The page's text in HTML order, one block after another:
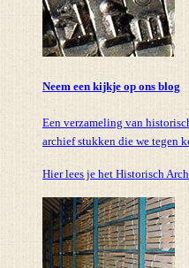
Neem een kijkje op ons blog
Een verzameling van
archief stukken die we tegen
Hier lees je het Historisch